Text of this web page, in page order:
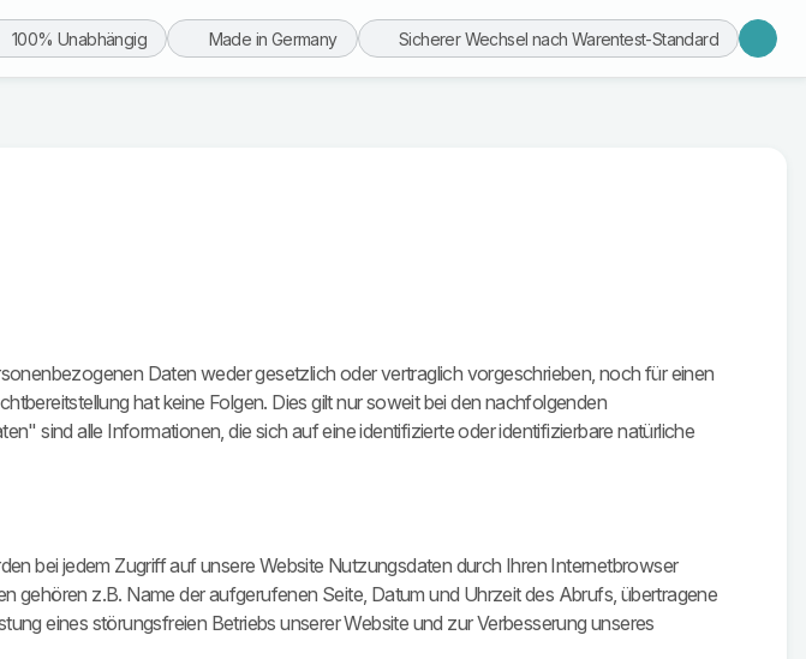
100% Unabhängig Made in Germany Sicherer Wechsel nach Warentest-Standard
Daten weder gesetzlich oder vertraglich vorgeschrieben, noch für einen
hat keine Folgen. Dies gilt nur soweit bei den nachfolgenden
sind alle Informationen, die sich auf eine identifizierte oder identifizierbare natürliche
bei jedem Zugriff auf unsere Website Nutzungsdaten durch Ihren Internetbrowser
gehören z.B. Name der aufgerufenen Seite, Datum und Uhrzeit des Abrufs, übertragene
eines störungsfreien Betriebs unserer Website und zur Verbesserung unseres